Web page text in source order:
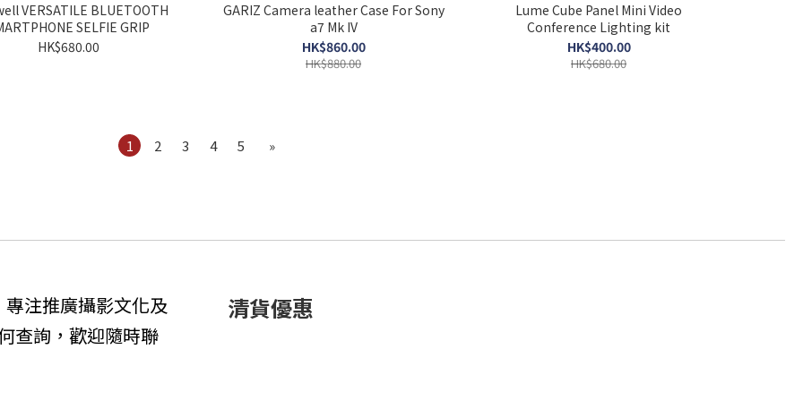
VERSATILE BLUETOOTH
SELFIE GRIP
HK$680.00
GARIZ Camera leather Case For Sony
a7 Mk IV
HK$860.00
HK$880.00
Lume Cube Panel Mini Video
Conference Lighting kit
HK$400.00
HK$680.00
1 2 3 4 5 »
注推廣攝影文化及
查詢，歡迎隨時聯
清貨優惠